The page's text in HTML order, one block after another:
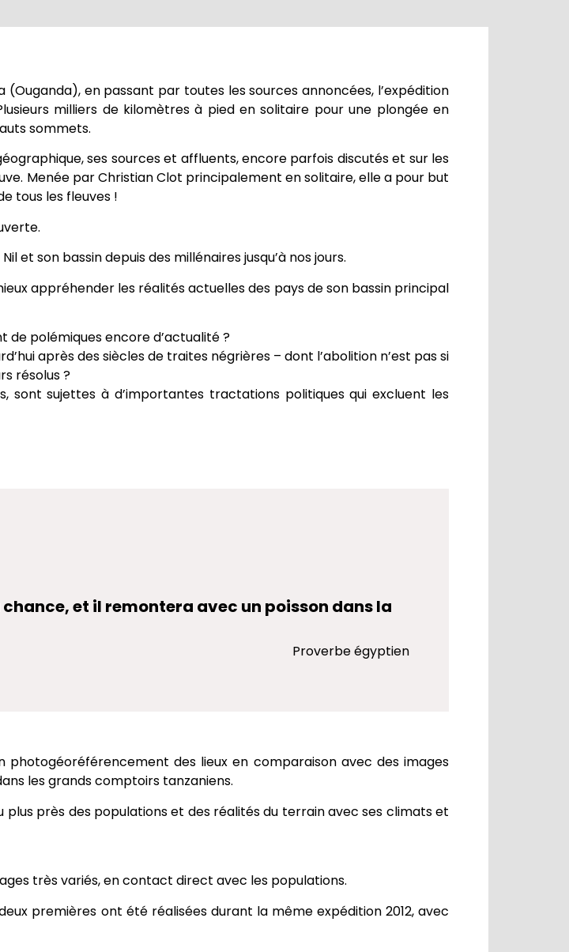
(Ouganda), en passant par toutes les sources annoncées, l’expédition
milliers de kilomètres à pied en solitaire pour une plongée en
sommets.
ses sources et affluents, encore parfois discutés et sur les
Menée par Christian Clot principalement en solitaire, elle a pour but
tous les fleuves !
et son bassin depuis des millénaires jusqu’à nos jours.
appréhender les réalités actuelles des pays de son bassin principal
de polémiques encore d’actualité ?
après des siècles de traites négrières – dont l’abolition n’est pas si
résolus ?
sont sujettes à d’importantes tractations politiques qui excluent les
et il remontera avec un poisson dans la
Proverbe égyptien
des lieux en comparaison avec des images
les grands comptoirs tanzaniens.
près des populations et des réalités du terrain avec ses climats et
très variés, en contact direct avec les populations.
premières ont été réalisées durant la même expédition 2012, avec